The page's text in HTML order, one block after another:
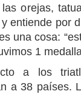
orejas,
entiende por
una cosa:
1
a los
a 38 países.